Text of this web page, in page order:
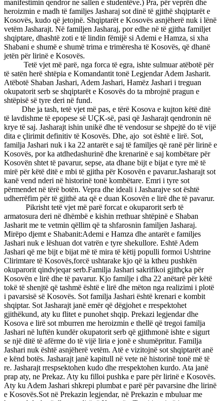
manifestimin qendror ne sallen e studentëve.) Pra, për veprën dhe
heroizmin e madh të familjes Jasharaj sot dinë të gjithë shqiptarët e
Kosovës, kudo që jetojnë. Shqiptarët e Kosovës asnjëherë nuk i lënë
vetëm Jasharajt. Në familjen Jasharaj, por edhe në të gjitha familjet
shqiptare, dhashtë zoti e të lindin fëmijë si Ademi e Hamza, si xha
Shabani e shumë e shumë trima e trimëresha të Kosovës, që dhanë
jetën për lirinë e Kosovës.
Tetë vjet më parë, nga forca të egra, ishte sulmuar atëbotë për
të satën herë shtëpia e Komandantit tonë Legjendar Adem Jasharit.
Atëbotë Shaban Jashari, Adem Jashari, Hamëz Jashari i treguan
okupatorit serb se shqiptarët e Kosovës do ta mbrojnë pragun e
shtëpisë së tyre deri në fund.
Dhe ja tash, tetë vjet më pas, e tërë Kosova e kujton këtë ditë
të lavdishme të epopese së UÇK-së, pasi që Jasharajt qendronin në
krye të saj. Jasharajt ishin unikë dhe të vendosur se shpejtë do të vijë
dita e çlirimit definitiv të Kosovës. Dhe, ajo sot është e lirë. Sot,
familja Jashari nuk i ka 22 antarët e saj të familjes që ranë për lirinë e
Kosovës, por ka atdhedashurinë dhe krenarinë e saj kombëtare për
Kosovën shtet të pavarur, sepse, ata dhane bijt e bijat e tyre më të
mirë për këtë ditë e mbi të gjitha për Kosovën e pavarur.Jasharajt sot
kanë vend nderi në historinë tonë kombëtare. Emri i tyre sot
përmendet në tërë botën. Vepra dhe ideali i Jasharajve sot është
udherrëfim për të gjithë ata që e duan Kosovën e lirë dhe të pavarur.
Pikrisht tetë vjet më parë forcat e okuparorit serb të
armatosura deri në dhëmbë e kishin rrethuar shtëpinë e Shaban
Jasharit me te vetmin qëllim që ta shfarosnin familjen Jasharaj.
Mirëpo djemt e Shabanit:Ademi e Hamza dhe antarët e familjes
Jashari nuk e lëshuan dot vatrën e tyre shekullore. Eshtë Adem
Jashari që me bijt e bijat më të mira të këtij populli formoi Ushtrine
Clirimtare të Kosovës,forcë ushtarake kjo që ia ktheu pushkën
okuparorit qindvjeqar serb.Familja Jashari sakrifikoi gjithçka për
Kosovën e lirë dhe të pavarur. Kjo familje i dha 22 anëtarë për këtë
tokë të shenjtë që tashmë është e lirë dhe mëton nga realizimi i plotë
i pavarsisë së Kosovës. Sot familja Jashari është krenari e kombit
shqiptar. Sot Jasharajt janë emër që dëgjohet e rrespektohet
gjithëkund, aty ku flitet e punohet shqip. Prekazi legjendar dhe
Kosova e lirë sot mburren me heroizmin e thellë që tregoi familja
Jashari në luftën kundër okupatorit serb që gjithmonë ishte e sigurt
se një ditë të afërme do të vijë liria e jonë e shumëpritur. Familja
Jashari nuk është asnjëherë vetëm. Atë e vizitojnë sot shqiptarët anë
e kënd botës. Jasharajt janë kapitull në vete në historinë tonë më të
re. Jasharajt rrespsektohen kudo dhe rrespektohen kurdo. Ata janë
prap aty, ne Prekaz. Aty ku filloi pushka e pare për lirinë e Kosovës.
Aty ku Adem Jashari shkrepi plumbat e parë për pavarsine dhe lirinë
e Kosovës.Sot në Prekazin legjendar, në Prekazin e mbuluar me